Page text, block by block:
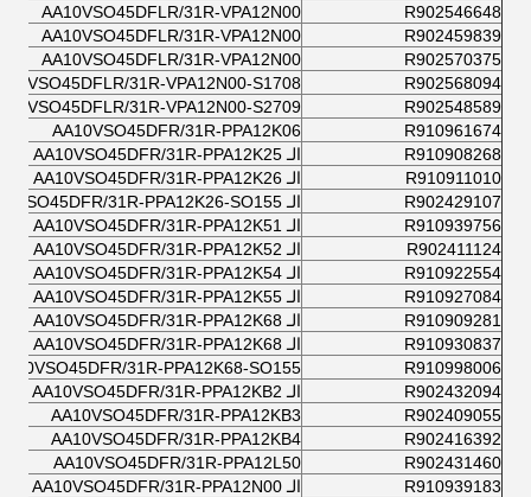
R902546648
AA10VSO45DFLR/31R-VPA12N00
R902459839
AA10VSO45DFLR/31R-VPA12N00
R902570375
AA10VSO45DFLR/31R-VPA12N00
R902568094
31R-VPA12N00-S1708
R902548589
31R-VPA12N00-S2709
R910961674
AA10VSO45DFR/31R-PPA12K06
R910908268
الـ AA10VSO45DFR/31R-PPA12K25
R910911010
الـ AA10VSO45DFR/31R-PPA12K26
R902429107
الـ AA10VSO45DFR/31R-PPA12K26-SO155
R910939756
الـ AA10VSO45DFR/31R-PPA12K51
R902411124
الـ AA10VSO45DFR/31R-PPA12K52
R910922554
الـ AA10VSO45DFR/31R-PPA12K54
R910927084
الـ AA10VSO45DFR/31R-PPA12K55
R910909281
الـ AA10VSO45DFR/31R-PPA12K68
R910930837
الـ AA10VSO45DFR/31R-PPA12K68
R910998006
31R-PPA12K68-SO155
R902432094
الـ AA10VSO45DFR/31R-PPA12KB2
R902409055
AA10VSO45DFR/31R-PPA12KB3
R902416392
AA10VSO45DFR/31R-PPA12KB4
R902431460
AA10VSO45DFR/31R-PPA12L50
R910939183
الـ AA10VSO45DFR/31R-PPA12N00